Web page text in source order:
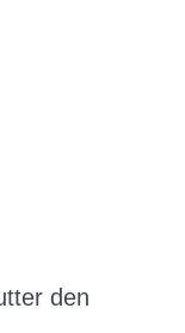
den